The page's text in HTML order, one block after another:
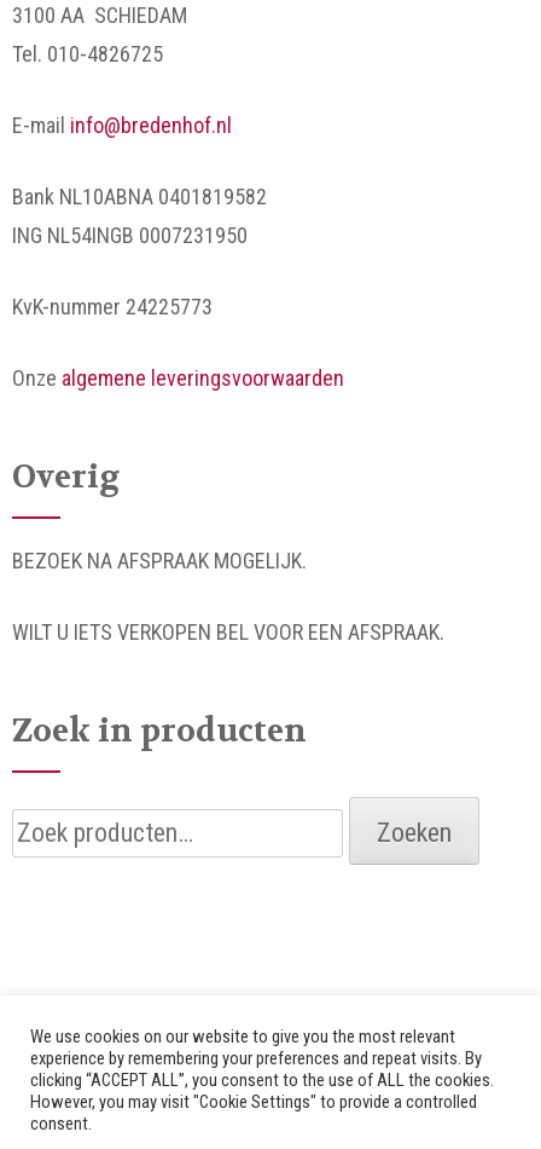
3100 AA SCHIEDAM
Tel. 010-4826725
E-mail info@bredenhof.nl
Bank NL10ABNA 0401819582
ING NL54INGB 0007231950
KvK-nummer 24225773
Onze algemene leveringsvoorwaarden
Overig
BEZOEK NA AFSPRAAK MOGELIJK.
WILT U IETS VERKOPEN BEL VOOR EEN AFSPRAAK.
Zoek in producten
Zoeken
naar:
Zoeken
© 2026 Alle rechten voorbehouden door Bredenhof |
We use cookies on our website to give you the most relevant
experience by remembering your preferences and repeat visits. By
clicking “ACCEPT ALL”, you consent to the use of ALL the cookies.
However, you may visit "Cookie Settings" to provide a controlled
consent.